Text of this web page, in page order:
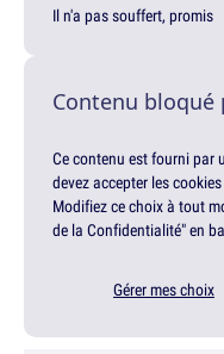
Il n'a pas souffert, promis
Contenu bloqué
Ce contenu est fourni par
devez accepter les
Modifiez ce choix à tout
de la Confidentialité" en
Gérer mes choix